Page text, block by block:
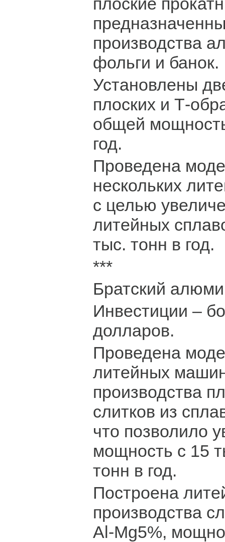
производства
фольги и банок.
Установлены
плоских и Т-
общей
год.
Проведена
нескольких
с целью
литейных
тыс. тонн в год.
***
Братский
Инвестиции –
долларов.
Проведена
литейных
производства
слитков из
что позволило
мощность с 15
тонн в год.
Построена
производства
Al-Mg5%,